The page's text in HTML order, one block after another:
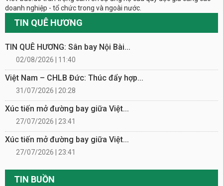
doanh nghiệp - tổ chức trong và ngoài nước.
TIN QUÊ HƯƠNG
TIN QUÊ HƯƠNG: Sân bay Nội Bài...
02/08/2026 | 11:40
Việt Nam – CHLB Đức: Thúc đẩy hợp...
31/07/2026 | 20:28
Xúc tiến mở đường bay giữa Việt...
27/07/2026 | 23:41
Xúc tiến mở đường bay giữa Việt...
27/07/2026 | 23:41
TIN BUỒN